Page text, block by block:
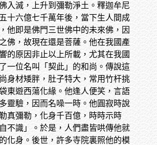
入滅，上升到彌勒淨土。釋迦牟尼
十六億七千萬年後，當下生人間成
他即是佛門三世佛中的未來佛，因
佛，故現在還是菩薩。他在我國產
的原因非止以上所載，尤其在我國
一位名叫「契此」的和尚。傳說這
身材矮胖，肚子特大，常用竹杆挑
東遊西蕩化緣。他逢人便笑，言語
靈驗，因而名噪一時。他圓寂時說
真彌勒，化身千百億，時時示時
不識」。於是，人們盡皆哄傳他就
化身。後世，許多寺院裏照他的模